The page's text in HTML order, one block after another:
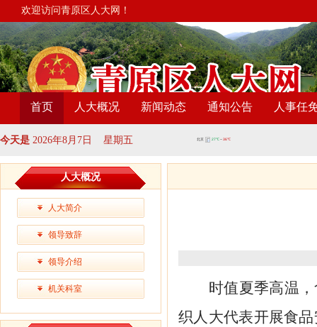
欢迎访问青原区人大网！
首页 人大概况 新闻动态 通知公告 人事任
今天是 2026年8月7日 星期五
人大概况
人大简介
领导致辞
领导介绍
机关科室
时值夏季高温
织人大代表开展食